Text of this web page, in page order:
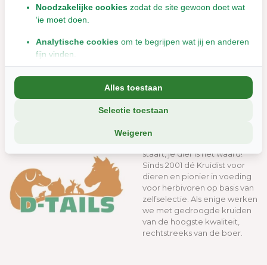
staart, je dier is het waard!
Sinds 2001 dé Kruidist voor
dieren en pionier in voeding
voor herbivoren op basis van
zelfselectie. Als enige werken
we met gedroogde kruiden
van de hoogste kwaliteit,
rechtstreeks van de boer.
Noodzakelijke cookies zodat de site gewoon doet wat
‘ie moet doen.
Analytische cookies om te begrijpen wat jij en anderen
fijn vinden.
Marketingcookiesom jou relevante informatie en
aanbiedingen te tonen.
We delen soms gegevens met partners (zoals social media en
deelt, of die ze elders van je hebben.
Wil je liever geen cookies? Dan werkt de site nog steeds, maar
misschien net iets minder soepel.
Weigeren
Selectie toestaan
Alles toestaan